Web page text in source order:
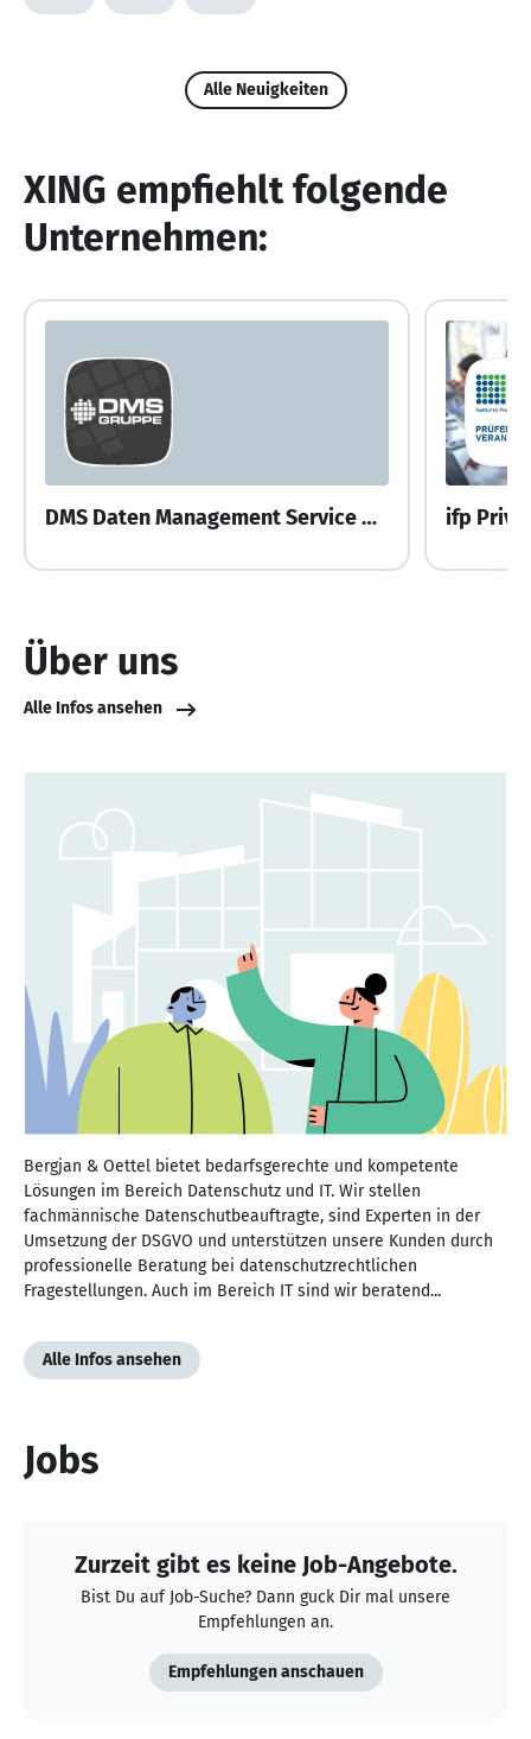
Alle Neuigkeiten
XING empfiehlt folgende
Unternehmen:
DMS Daten Management Service GmbH
Über uns
Alle Infos ansehen
Bergjan & Oettel bietet bedarfsgerechte und kompetente
Lösungen im Bereich Datenschutz und IT. Wir stellen
fachmännische Datenschutbeauftragte, sind Experten in der
Umsetzung der DSGVO und unterstützen unsere Kunden durch
professionelle Beratung bei datenschutzrechtlichen
Fragestellungen. Auch im Bereich IT sind wir beratend...
Alle Infos ansehen
Jobs
Zurzeit gibt es keine Job-Angebote.
Bist Du auf Job-Suche? Dann guck Dir mal unsere
Empfehlungen an.
Empfehlungen anschauen